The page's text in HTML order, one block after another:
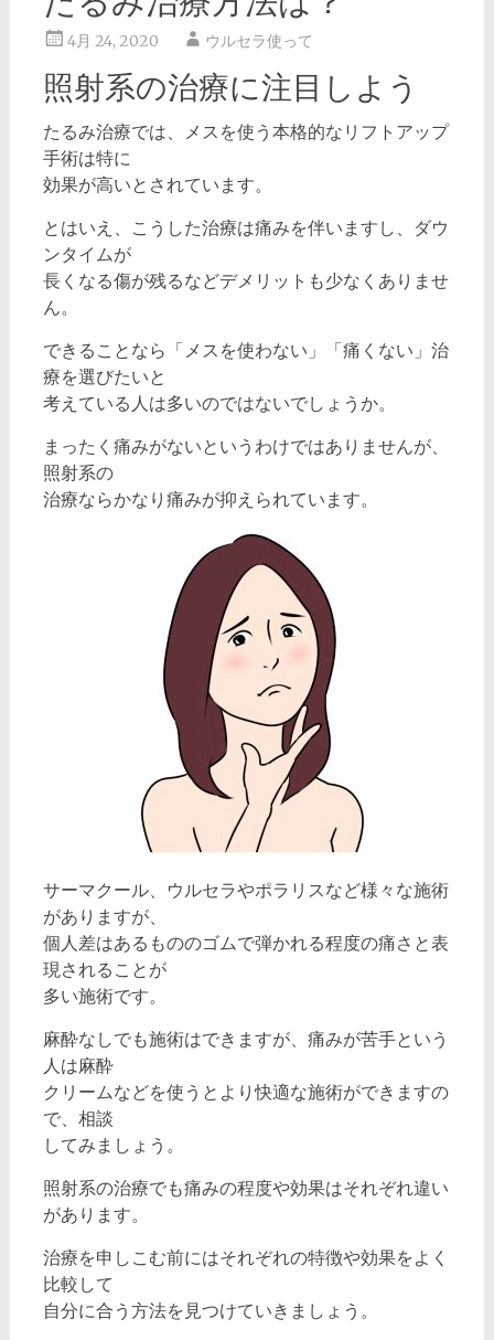
4月 24, 2020 ウルセラ使って
照射系の治療に注目しよう
たるみ治療では、メスを使う本格的なリフトアップ
手術は特に
効果が高いとされています。
とはいえ、こうした治療は痛みを伴いますし、ダウ
ンタイムが
長くなる傷が残るなどデメリットも少なくありませ
ん。
できることなら「メスを使わない」「痛くない」治
療を選びたいと
考えている人は多いのではないでしょうか。
まったく痛みがないというわけではありませんが、
照射系の
治療ならかなり痛みが抑えられています。
サーマクール、ウルセラやポラリスなど様々な施術
がありますが、
個人差はあるもののゴムで弾かれる程度の痛さと表
現されることが
多い施術です。
麻酔なしでも施術はできますが、痛みが苦手という
人は麻酔
クリームなどを使うとより快適な施術ができますの
で、相談
してみましょう。
照射系の治療でも痛みの程度や効果はそれぞれ違い
があります。
治療を申しこむ前にはそれぞれの特徴や効果をよく
比較して
自分に合う方法を見つけていきましょう。